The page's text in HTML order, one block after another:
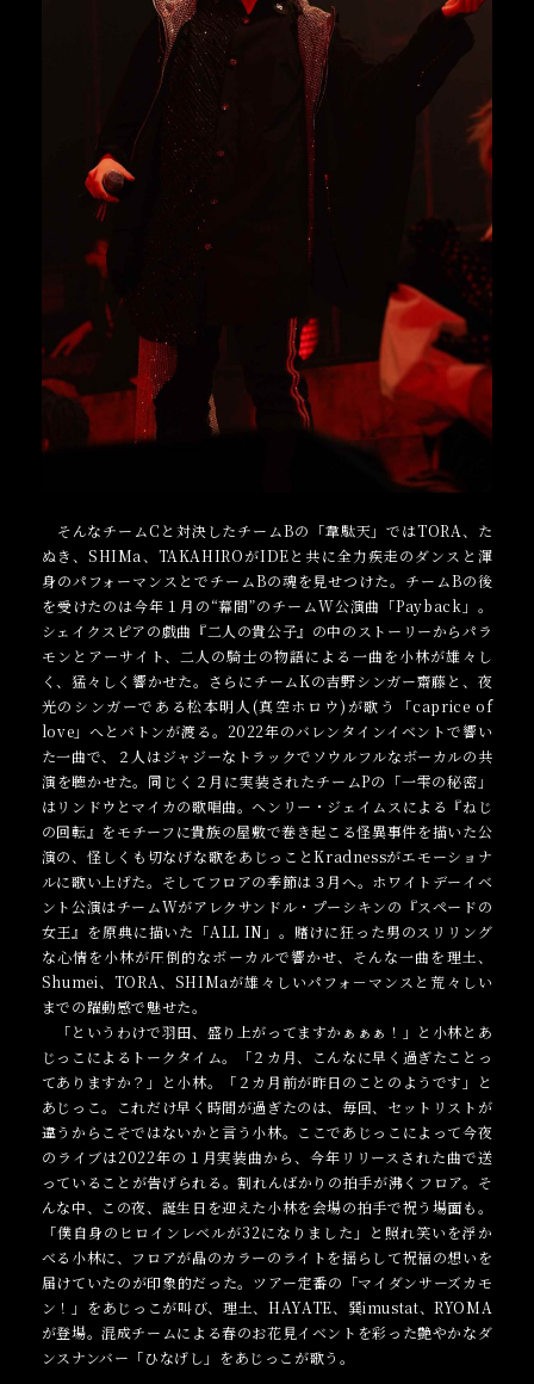
そんなチームCと対決したチームBの「韋駄天」ではTORA、た
ぬき、SHIMa、TAKAHIROがIDEと共に全力疾走のダンスと渾
身のパフォーマンスとでチームBの魂を見せつけた。チームBの後
を受けたのは今年１月の“幕間”のチームW公演曲「Payback」。
シェイクスピアの戯曲『二人の貴公子』の中のストーリーからパラ
モンとアーサイト、二人の騎士の物語による一曲を小林が雄々し
く、猛々しく響かせた。さらにチームKの吉野シンガー齋藤と、夜
光のシンガーである松本明人(真空ホロウ)が歌う「caprice of
love」へとバトンが渡る。2022年のバレンタインイベントで響い
た一曲で、２人はジャジーなトラックでソウルフルなボーカルの共
演を聴かせた。同じく２月に実装されたチームPの「一雫の秘密」
はリンドウとマイカの歌唱曲。ヘンリー・ジェイムスによる『ねじ
の回転』をモチーフに貴族の屋敷で巻き起こる怪異事件を描いた公
演の、怪しくも切なげな歌をあじっことKradnessがエモーショナ
ルに歌い上げた。そしてフロアの季節は３月へ。ホワイトデーイベ
ント公演はチームWがアレクサンドル・プーシキンの『スペードの
女王』を原典に描いた「ALL IN」。賭けに狂った男のスリリング
な心情を小林が圧倒的なボーカルで響かせ、そんな一曲を理土、
Shumei、TORA、SHIMaが雄々しいパフォ－マンスと荒々しい
までの躍動感で魅せた。
「というわけで羽田、盛り上がってますかぁぁぁ！」と小林とあ
じっこによるトークタイム。「２カ月、こんなに早く過ぎたことっ
てありますか？」と小林。「２カ月前が昨日のことのようです」と
あじっこ。これだけ早く時間が過ぎたのは、毎回、セットリストが
違うからこそではないかと言う小林。ここであじっこによって今夜
のライブは2022年の１月実装曲から、今年リリースされた曲で送
っていることが告げられる。割れんばかりの拍手が沸くフロア。そ
んな中、この夜、誕生日を迎えた小林を会場の拍手で祝う場面も。
「僕自身のヒロインレベルが32になりました」と照れ笑いを浮か
べる小林に、フロアが晶のカラーのライトを揺らして祝福の想いを
届けていたのが印象的だった。ツアー定番の「マイダンサーズカモ
ン！」をあじっこが叫び、理土、HAYATE、巽imustat、RYOMA
が登場。混成チームによる春のお花見イベントを彩った艶やかなダ
ンスナンバー「ひなげし」をあじっこが歌う。